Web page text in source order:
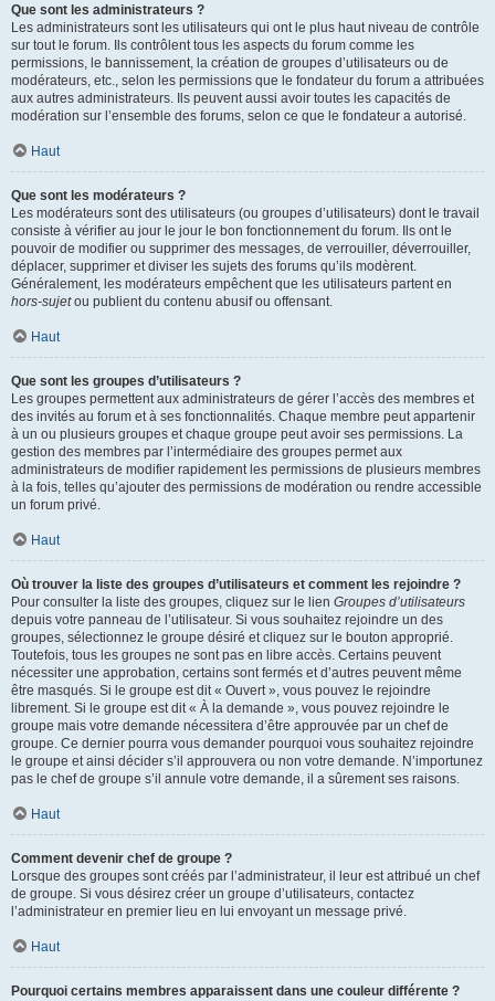
Que sont les administrateurs ?
Les administrateurs sont les utilisateurs qui ont le plus haut niveau de contrôle
sur tout le forum. Ils contrôlent tous les aspects du forum comme les
permissions, le bannissement, la création de groupes d’utilisateurs ou de
modérateurs, etc., selon les permissions que le fondateur du forum a attribuées
aux autres administrateurs. Ils peuvent aussi avoir toutes les capacités de
modération sur l’ensemble des forums, selon ce que le fondateur a autorisé.
Haut
Que sont les modérateurs ?
Les modérateurs sont des utilisateurs (ou groupes d’utilisateurs) dont le travail
consiste à vérifier au jour le jour le bon fonctionnement du forum. Ils ont le
pouvoir de modifier ou supprimer des messages, de verrouiller, déverrouiller,
déplacer, supprimer et diviser les sujets des forums qu’ils modèrent.
Généralement, les modérateurs empêchent que les utilisateurs partent en
hors-sujetou publient du contenu abusif ou offensant.
Haut
Que sont les groupes d’utilisateurs ?
Les groupes permettent aux administrateurs de gérer l’accès des membres et
des invités au forum et à ses fonctionnalités. Chaque membre peut appartenir
à un ou plusieurs groupes et chaque groupe peut avoir ses permissions. La
gestion des membres par l’intermédiaire des groupes permet aux
administrateurs de modifier rapidement les permissions de plusieurs membres
à la fois, telles qu’ajouter des permissions de modération ou rendre accessible
un forum privé.
Haut
Où trouver la liste des groupes d’utilisateurs et comment les rejoindre ?
Pour consulter la liste des groupes, cliquez sur le lien Groupes d’utilisateurs
depuis votre panneau de l’utilisateur. Si vous souhaitez rejoindre un des
groupes, sélectionnez le groupe désiré et cliquez sur le bouton approprié.
Toutefois, tous les groupes ne sont pas en libre accès. Certains peuvent
nécessiter une approbation, certains sont fermés et d’autres peuvent même
être masqués. Si le groupe est dit « Ouvert », vous pouvez le rejoindre
librement. Si le groupe est dit « À la demande », vous pouvez rejoindre le
groupe mais votre demande nécessitera d’être approuvée par un chef de
groupe. Ce dernier pourra vous demander pourquoi vous souhaitez rejoindre
le groupe et ainsi décider s’il approuvera ou non votre demande. N’importunez
pas le chef de groupe s’il annule votre demande, il a sûrement ses raisons.
Haut
Comment devenir chef de groupe ?
Lorsque des groupes sont créés par l’administrateur, il leur est attribué un chef
de groupe. Si vous désirez créer un groupe d’utilisateurs, contactez
l’administrateur en premier lieu en lui envoyant un message privé.
Haut
Pourquoi certains membres apparaissent dans une couleur différente ?